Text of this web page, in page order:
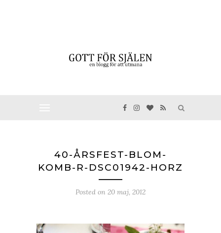
40-ÅRSFEST-BLOM-
KOMB-R-DSC01942-HORZ
Posted on 20 maj, 2012